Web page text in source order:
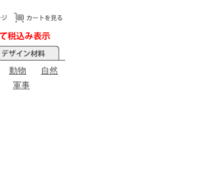
動物
自然
軍事